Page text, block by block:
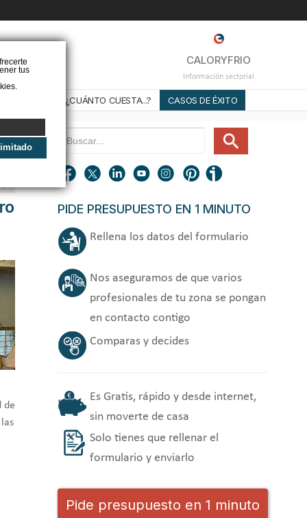
tus
CALORYFRIO
Información sectorial
¿CUÁNTO CUESTA...? CASOS DE ÉXITO
de
PIDE PRESUPUESTO EN 1 MINUTO
Rellena los datos del formulario
Nos aseguramos de que varios
profesionales de tu zona se pongan
en contacto contigo
Comparas y decides
Es Gratis, rápido y desde internet,
sin moverte de casa
Solo tienes que rellenar el
formulario y enviarlo
Pide presupuesto en 1 minuto